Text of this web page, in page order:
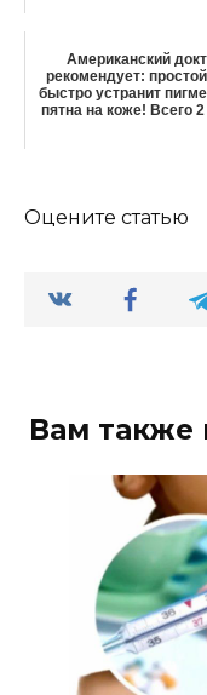
Американский
рекомендует:
быстро устранит
пятна на коже! Всего 2
Оцените статью
Вам также